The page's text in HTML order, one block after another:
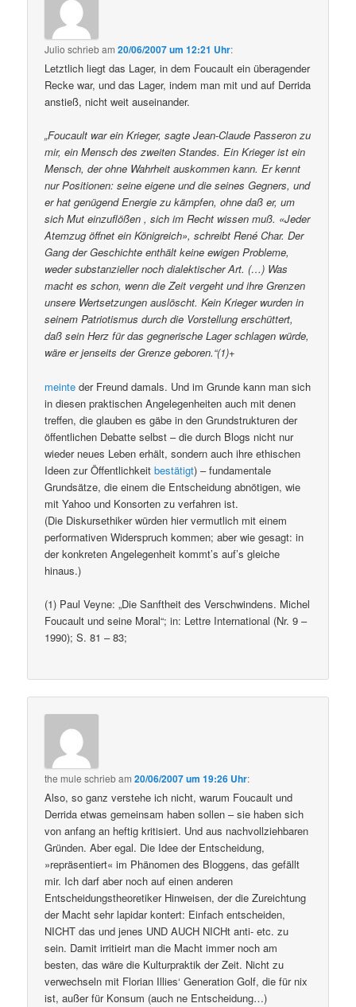
Julio schriebam20/06/2007 um 12:21 Uhr:
Letztlich liegt das Lager, in dem Foucault ein überagender
Recke war, und das Lager, indem man mit und auf Derrida
anstieß, nicht weit auseinander.
„Foucault war ein Krieger, sagte Jean-Claude Passeron zu
mir, ein Mensch des zweiten Standes. Ein Krieger ist ein
Mensch, der ohne Wahrheit auskommen kann. Er kennt
nur Positionen: seine eigene und die seines Gegners, und
er hat genügend Energie zu kämpfen, ohne daß er, um
sich Mut einzuflößen , sich im Recht wissen muß. «Jeder
Atemzug öffnet ein Königreich», schreibt René Char. Der
Gang der Geschichte enthält keine ewigen Probleme,
weder substanzieller noch dialektischer Art. (…) Was
macht es schon, wenn die Zeit vergeht und ihre Grenzen
unsere Wertsetzungen auslöscht. Kein Krieger wurden in
seinem Patriotismus durch die Vorstellung erschüttert,
daß sein Herz für das gegnerische Lager schlagen würde,
wäre er jenseits der Grenze geboren.“(1)+
meinte der Freund damals. Und im Grunde kann man sich
in diesen praktischen Angelegenheiten auch mit denen
treffen, die glauben es gäbe in den Grundstrukturen der
öffentlichen Debatte selbst – die durch Blogs nicht nur
wieder neues Leben erhält, sondern auch ihre ethischen
Ideen zur Öffentlichkeitbestätigt) – fundamentale
Grundsätze, die einem die Entscheidung abnötigen, wie
mit Yahoo und Konsorten zu verfahren ist.
(Die Diskursethiker würden hier vermutlich mit einem
performativen Widerspruch kommen; aber wie gesagt: in
der konkreten Angelegenheit kommt’s auf’s gleiche
hinaus.)
(1) Paul Veyne: „Die Sanftheit des Verschwindens. Michel
Foucault und seine Moral“; in: Lettre International (Nr. 9 –
1990); S. 81 – 83;
the mule schriebam20/06/2007 um 19:26 Uhr:
Also, so ganz verstehe ich nicht, warum Foucault und
Derrida etwas gemeinsam haben sollen – sie haben sich
von anfang an heftig kritisiert. Und aus nachvollziehbaren
Gründen. Aber egal. Die Idee der Entscheidung,
»repräsentiert« im Phänomen des Bloggens, das gefällt
mir. Ich darf aber noch auf einen anderen
Entscheidungstheoretiker Hinweisen, der die Zureichtung
der Macht sehr lapidar kontert: Einfach entscheiden,
NICHT das und jenes UND AUCH NICHt anti- etc. zu
sein. Damit irritieirt man die Macht immer noch am
besten, das wäre die Kulturpraktik der Zeit. Nicht zu
verwechseln mit Florian Illies‘ Generation Golf, die für nix
ist, außer für Konsum (auch ne Entscheidung…)